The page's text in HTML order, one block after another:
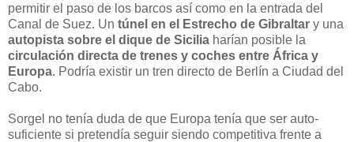
permitir el paso de los barcos así como en la entrada del
Canal de Suez. Un túnel en el Estrecho de Gibraltar y una
autopista sobre el dique de Sicilia harían posible la
circulación directa de trenes y coches entre África y
Europa. Podría existir un tren directo de Berlín a Ciudad del
Cabo.
Sorgel no tenía duda de que Europa tenía que ser auto-
suficiente si pretendía seguir siendo competitiva frente a